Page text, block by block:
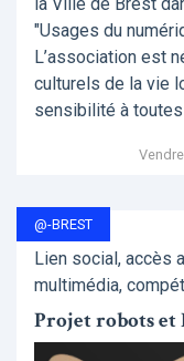
"Usages du
L’association est
culturels de la vie
sensibilité à
@-BREST
Lien social, accès
multimédia,
Projet robots et